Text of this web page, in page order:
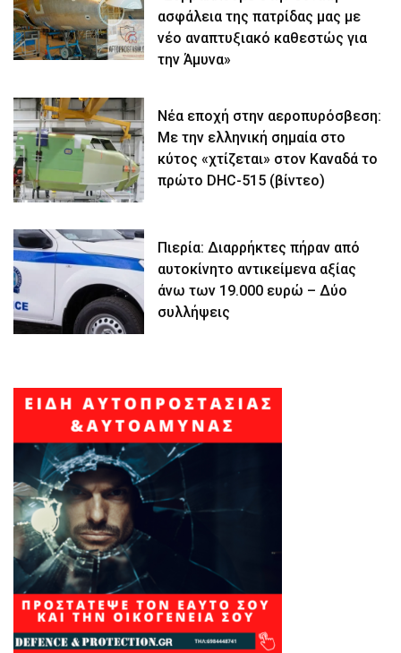
ασφάλεια της πατρίδας μας με
νέο αναπτυξιακό καθεστώς για
την Άμυνα»
Νέα εποχή στην αεροπυρόσβεση:
Με την ελληνική σημαία στο
κύτος «χτίζεται» στον Καναδά το
πρώτο DHC-515 (βίντεο)
Πιερία: Διαρρήκτες πήραν από
αυτοκίνητο αντικείμενα αξίας
άνω των 19.000 ευρώ – Δύο
συλλήψεις